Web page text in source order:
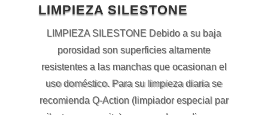
LIMPIEZA SILESTONE
LIMPIEZA SILESTONE Debido a su baja
porosidad son superficies altamente
resistentes a las manchas que ocasionan el
uso doméstico. Para su limpieza diaria se
recomienda Q-Action (limpiador especial par